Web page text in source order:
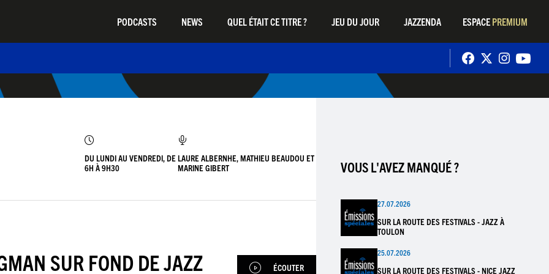
PODCASTS NEWS QUEL ÉTAIT CE TITRE ? JEU DU JOUR JAZZENDA ESPACE PREMIUM
DU LUNDI AU VENDREDI, DE
6H À 9H30
LAURE ALBERNHE, MATHIEU BEAUDOU ET
MARINE GIBERT
SUR FOND DE JAZZ ÉCOUTER
VOUS L'AVEZ MANQUÉ ?
27.07.2026
SUR LA ROUTE DES FESTIVALS - JAZZ À
TOULON
25.07.2026
SUR LA ROUTE DES FESTIVALS - NICE JAZZ